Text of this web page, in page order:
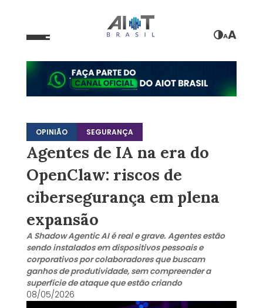
AA
OPINIÃO SEGURANÇA
Agentes de IA na era do
OpenClaw: riscos de
cibersegurança em plena
expansão
A Shadow Agentic AI é real e grave. Agentes estão
sendo instalados em dispositivos pessoais e
corporativos por colaboradores que buscam
ganhos de produtividade, sem compreender a
superfície de ataque que estão criando
08/05/2026